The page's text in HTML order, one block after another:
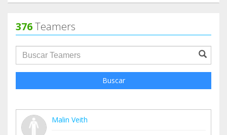
376Teamers
groupProfile.searchForm.search.text???
Buscar
Malin Veith